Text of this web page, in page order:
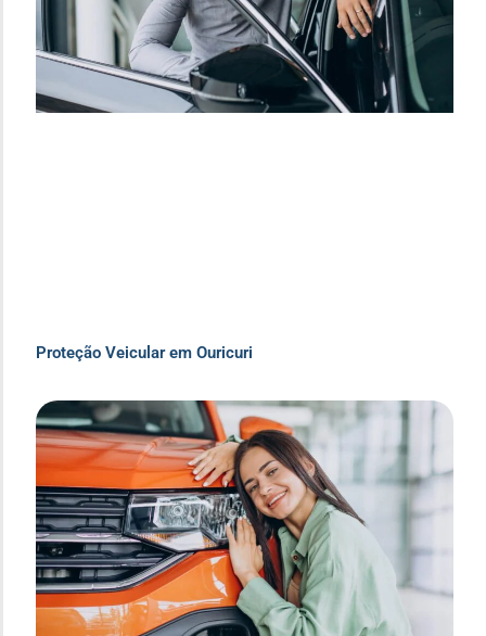
Proteção Veicular em Ouricuri